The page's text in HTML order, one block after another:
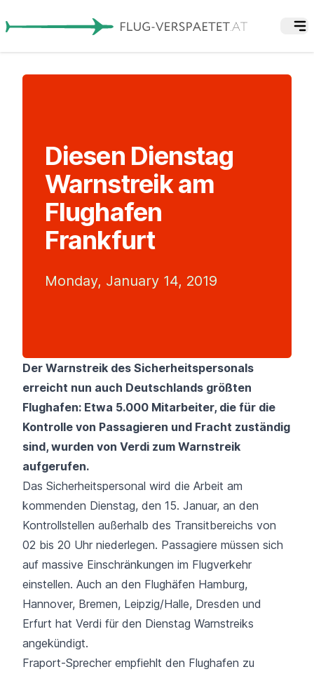
Diesen Dienstag
Warnstreik am
Flughafen
Frankfurt
Monday, January 14, 2019
Der Warnstreik des Sicherheitspersonals
erreicht nun auch Deutschlands größten
Flughafen: Etwa 5.000 Mitarbeiter, die für die
Kontrolle von Passagieren und Fracht zuständig
sind, wurden von Verdi zum Warnstreik
aufgerufen.
Das Sicherheitspersonal wird die Arbeit am
kommenden Dienstag, den 15. Januar, an den
Kontrollstellen außerhalb des Transitbereichs von
02 bis 20 Uhr niederlegen. Passagiere müssen sich
auf massive Einschränkungen im Flugverkehr
einstellen. Auch an den Flughäfen Hamburg,
Hannover, Bremen, Leipzig/Halle, Dresden und
Erfurt hat Verdi für den Dienstag Warnstreiks
angekündigt.
Fraport-Sprecher empfiehlt den Flughafen zu